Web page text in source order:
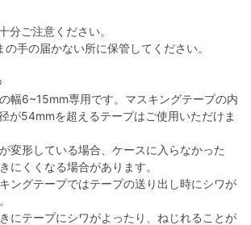
分ご注意ください。
手の届かない所に保管してください。
幅6~15mm専用です。マスキングテープの内
が54mmを超えるテープはご使用いただけま
変形している場合、ケースに入らなかった
にくくなる場合があります。
ングテープではテープの送り出し時にシワが
にテープにシワがよったり、ねじれることが